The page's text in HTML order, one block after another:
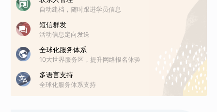
自动建档，随时跟进学员信息
短信群发
活动信息定向发送
全球化服务体系
10大世界服务区，提升网络报名体验
多语言支持
全球化服务体系支持